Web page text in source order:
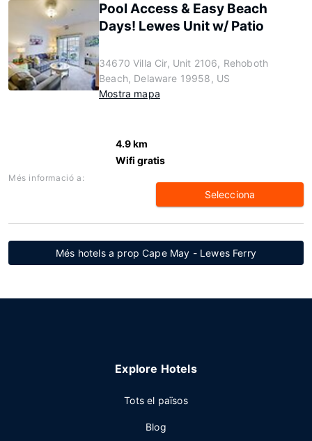
Pool Access & Easy Beach
Days! Lewes Unit w/ Patio
34670 Villa Cir, Unit 2106, Rehoboth
Beach, Delaware 19958, US
Mostra mapa
4.9 km
Wifi gratis
Més informació a:
Selecciona
Més hotels a prop Cape May - Lewes Ferry
Explore Hotels
Tots el països
Blog